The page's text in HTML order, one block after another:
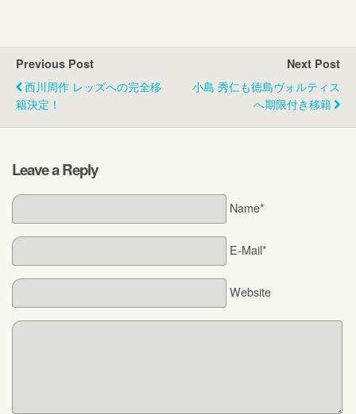
Previous Post
西川周作 レッズへの完全移
籍決定！
Next Post
小島 秀仁も徳島ヴォルティス
へ期限付き移籍
Leave a Reply
Name*
E-Mail*
Website